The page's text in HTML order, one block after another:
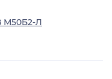
М50Б2-Л